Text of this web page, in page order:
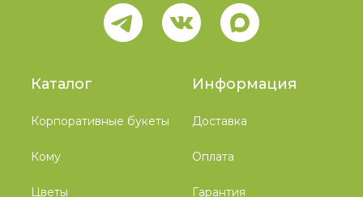
Каталог
Корпоративные букеты
Кому
Цветы
Информация
Доставка
Оплата
Гарантия